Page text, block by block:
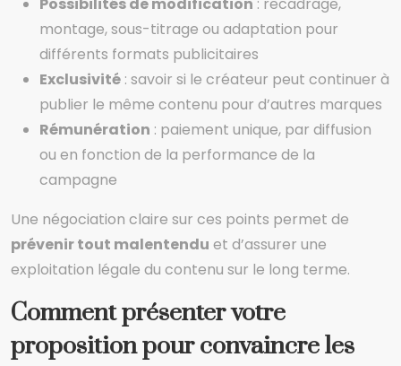
Possibilités de modification : recadrage,
montage, sous-titrage ou adaptation pour
différents formats publicitaires
Exclusivité : savoir si le créateur peut continuer à
publier le même contenu pour d’autres marques
Rémunération : paiement unique, par diffusion
ou en fonction de la performance de la
campagne
Une négociation claire sur ces points permet de
prévenir tout malentendu et d’assurer une
exploitation légale du contenu sur le long terme.
Comment présenter votre
proposition pour convaincre les